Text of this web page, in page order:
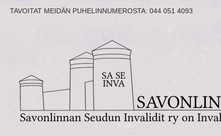
TAVOITAT MEIDÄN PUHELINNUMEROSTA: 044 051 4093